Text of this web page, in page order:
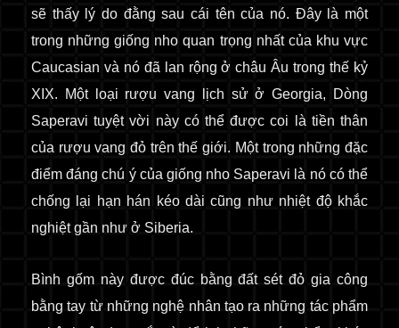
sẽ thấy lý do đằng sau cái tên của nó. Đây là một
trong những giống nho quan trọng nhất của khu vực
Caucasian và nó đã lan rộng ở châu Âu trong thế kỷ
XIX. Một loại rượu vang lịch sử ở Georgia, Dòng
Saperavi tuyệt vời này có thể được coi là tiền thân
của rượu vang đỏ trên thế giới. Một trong những đặc
điểm đáng chú ý của giống nho Saperavi là nó có thể
chống lại hạn hán kéo dài cũng như nhiệt độ khắc
nghiệt gần như ở Siberia.
Bình gốm này được đúc bằng đất sét đỏ gia công
bằng tay từ những nghệ nhân tạo ra những tác phẩm